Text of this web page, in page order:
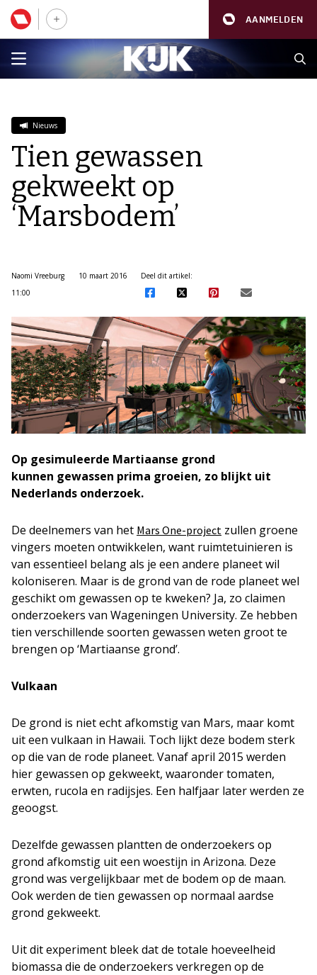
AANMELDEN
Nieuws
Tien gewassen
gekweekt op
‘Marsbodem’
Naomi Vreeburg
10 maart 2016
11:00
Deel dit artikel:
Op gesimuleerde Martiaanse grond
kunnen gewassen prima groeien, zo blijkt uit
Nederlands onderzoek.
De deelnemers van het Mars One-project zullen groene
vingers moeten ontwikkelen, want ruimtetuinieren is
van essentieel belang als je een andere planeet wil
koloniseren. Maar is de grond van de rode planeet wel
geschikt om gewassen op te kweken? Ja, zo claimen
onderzoekers van Wageningen University. Ze hebben
tien verschillende soorten gewassen weten groot te
brengen op ‘Martiaanse grond’.
Vulkaan
De grond is niet echt afkomstig van Mars, maar komt
uit een vulkaan in Hawaii. Toch lijkt deze bodem sterk
op die van de rode planeet. Vanaf april 2015 werden
hier gewassen op gekweekt, waaronder tomaten,
erwten, rucola en radijsjes. Een halfjaar later werden ze
geoogst.
Dezelfde gewassen plantten de onderzoekers op
grond afkomstig uit een woestijn in Arizona. Deze
grond was vergelijkbaar met de bodem op de maan.
Ook werden de tien gewassen op normaal aardse
grond gekweekt.
Uit dit experiment bleek dat de totale hoeveelheid
biomassa die de onderzoekers verkregen op de